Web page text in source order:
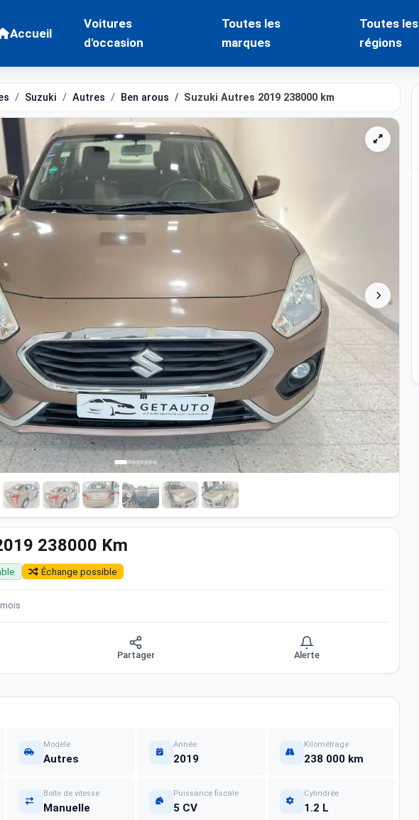
Accueil
Voitures
d'occasion
Toutes les
marques
Toutes les
régions
Suzuki Autres Ben arous Suzuki Autres 2019 238000 km
238000 Km
Échange possible
Partager Alerte
Modèle
Autres
Année
2019
Kilométrage
238 000 km
Boîte de vitesse
Manuelle
Puissance fiscale
5 CV
Cylindrée
1.2 L